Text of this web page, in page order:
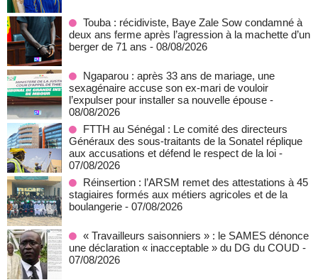
Touba : récidiviste, Baye Zale Sow condamné à
deux ans ferme après l’agression à la machette d’un
berger de 71 ans - 08/08/2026
Ngaparou : après 33 ans de mariage, une
sexagénaire accuse son ex-mari de vouloir
l’expulser pour installer sa nouvelle épouse -
08/08/2026
FTTH au Sénégal : Le comité des directeurs
Généraux des sous-traitants de la Sonatel réplique
aux accusations et défend le respect de la loi -
07/08/2026
Réinsertion : l’ARSM remet des attestations à 45
stagiaires formés aux métiers agricoles et de la
boulangerie - 07/08/2026
« Travailleurs saisonniers » : le SAMES dénonce
une déclaration « inacceptable » du DG du COUD -
07/08/2026